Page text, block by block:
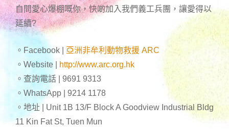
自問愛心爆棚嘅你，快啲加入我們義工兵團，讓愛得以
延續?
。Facebook |
亞洲非牟利動物救援 ARC
。Website |
http://www.arc.org.hk
。查詢電話 | 9691 9313
。WhatsApp | 9214 1178
。地址 | Unit 1B 13/F Block A Goodview Industrial Bldg
11 Kin Fat St, Tuen Mun